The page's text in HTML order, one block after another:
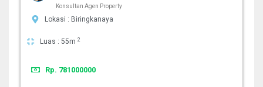
Konsultan Agen Property
Lokasi : Biringkanaya
Luas : 55m 2
Rp. 781000000